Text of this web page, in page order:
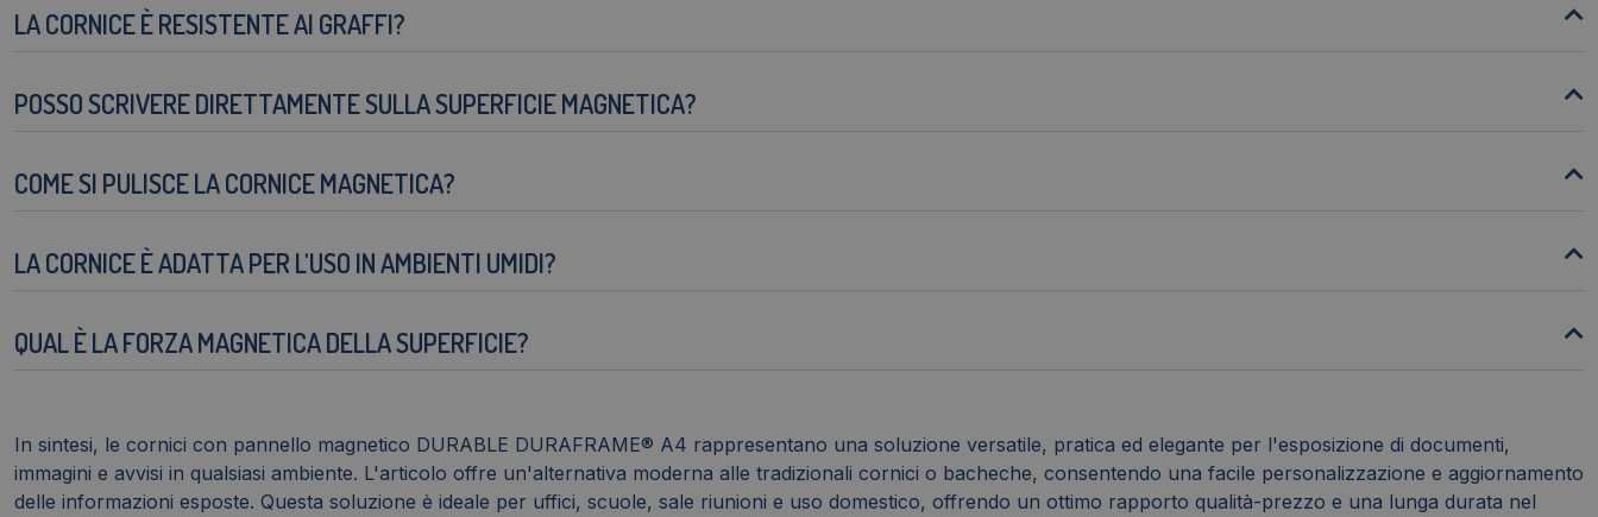
LA CORNICE È RESISTENTE AI GRAFFI?
POSSO SCRIVERE DIRETTAMENTE SULLA SUPERFICIE MAGNETICA?
COME SI PULISCE LA CORNICE MAGNETICA?
LA CORNICE È ADATTA PER L'USO IN AMBIENTI UMIDI?
QUAL È LA FORZA MAGNETICA DELLA SUPERFICIE?
In sintesi, le cornici con pannello magnetico DURABLE DURAFRAME® A4 rappresentano una soluzione versatile, pratica ed elegante per l'esposizione di documenti,
immagini e avvisi in qualsiasi ambiente. L'articolo offre un'alternativa moderna alle tradizionali cornici o bacheche, consentendo una facile personalizzazione e aggiornamento
delle informazioni esposte. Questa soluzione è ideale per uffici, scuole, sale riunioni e uso domestico, offrendo un ottimo rapporto qualità-prezzo e una lunga durata nel